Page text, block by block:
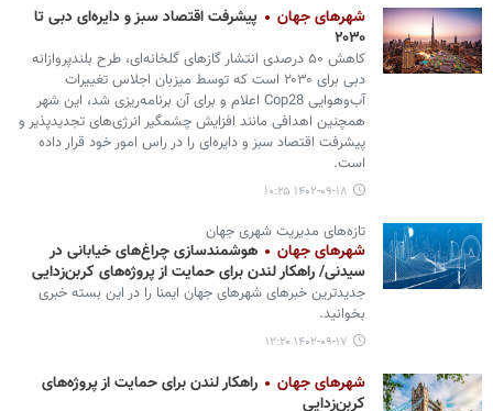
شهرهای جهان
پیشرفت اقتصاد سبز و دایره‌ای دبی تا
۲۰۳۰
کاهش ۵۰ درصدی انتشار گازهای گلخانه‌ای، طرح بلندپروازانه
دبی برای ۲۰۳۰ است که توسط میزبان اجلاس تغییرات
آب‌وهوایی Cop28 اعلام و برای آن برنامه‌ریزی شد، این شهر
همچنین اهدافی مانند افزایش چشمگیر انرژی‌های تجدیدپذیر و
پیشرفت اقتصاد سبز و دایره‌ای را در راس امور خود قرار داده
است.
۱۴۰۲-۰۹-۱۸ ۱۰:۲۵
تازه‌های مدیریت شهری جهان
شهرهای جهان
هوشمندسازی چراغ‌های خیابانی در
سیدنی/ راهکار لندن برای حمایت از پروژه‌های کربن‌زدایی
جدیدترین خبرهای شهرهای جهان ایمنا را در این بسته خبری
بخوانید.
۱۴۰۲-۰۹-۱۷ ۱۲:۲۰
شهرهای جهان
راهکار لندن برای حمایت از پروژه‌های
کربن‌زدایی